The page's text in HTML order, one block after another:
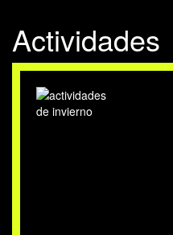
Actividades